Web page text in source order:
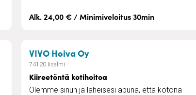
Alk. 24,00 € / Minimiveloitus 30min
VIVO Hoiva Oy– Kiireetöntä kotihoitoa
74120 Iisalmi
Kiireetöntä kotihoitoa
Olemme sinun ja läheisesi apuna, että kotona